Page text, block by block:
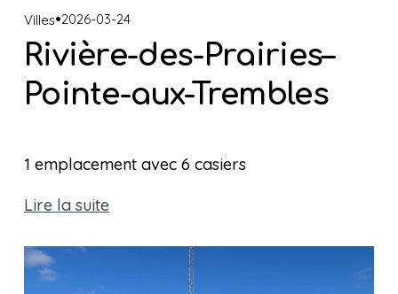
Villes 2026-03-24
Rivière-des-Prairies–
Pointe-aux-Trembles
1 emplacement avec 6 casiers
Lire la suite